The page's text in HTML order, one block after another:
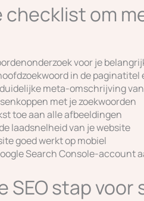
checklist om
voor je
in de paginatitel
meta-omschrijving
met je zoekwoorden
toe aan alle afbeeldingen
laadsnelheid van je website
goed werkt op mobiel
Search Console-account
SEO stap voor